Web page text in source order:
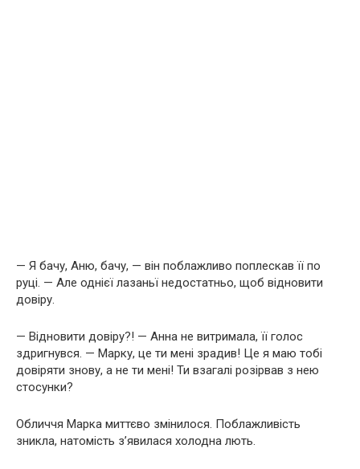
— Я бачу, Аню, бачу, — він поблажливо поплескав її по
руці. — Але однієї лазаньї недостатньо, щоб відновити
довіру.
— Відновити довіру?! — Анна не витримала, її голос
здригнувся. — Марку, це ти мені зрадив! Це я маю тобі
довіряти знову, а не ти мені! Ти взагалі розірвав з нею
стосунки?
Обличчя Марка миттєво змінилося. Поблажливість
зникла, натомість з’явилася холодна лють.